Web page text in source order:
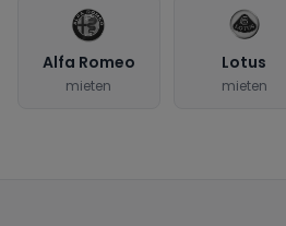
Alfa Romeo
mieten
Lotus
mieten